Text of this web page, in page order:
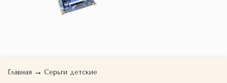
Главная → Серьги детские